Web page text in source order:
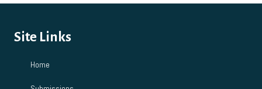
Site Links
Home